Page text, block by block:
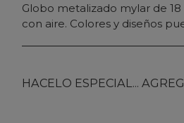
Globo metalizado mylar de
con aire. Colores y diseños
HACELO ESPECIAL...